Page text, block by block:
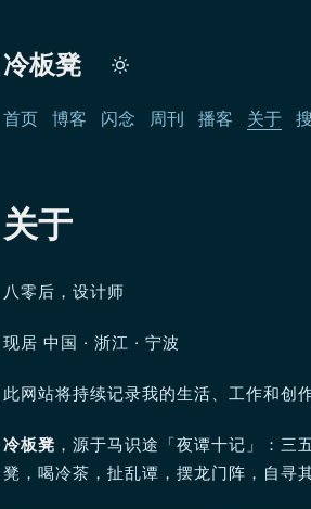
冷板凳
首页 博客 闪念 周刊 播客 关于
关于
八零后，设计师
现居 中国 · 浙江 · 宁波
此网站将持续记录我的生活、工作和创作
冷板凳 ，源于马识途「夜谭十记」：三
凳，喝冷茶，扯乱谭，摆龙门阵，自寻其